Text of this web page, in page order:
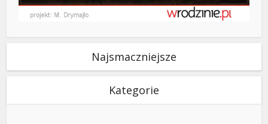
Najsmaczniejsze
Kategorie